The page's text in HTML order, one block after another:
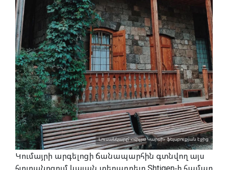
Կումայրի արգելոցի ճանապարհին գտնվող այս